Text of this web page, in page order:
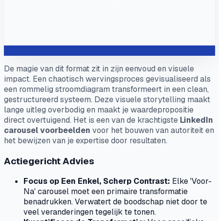
De magie van dit format zit in zijn eenvoud en visuele
impact. Een chaotisch wervingsproces gevisualiseerd als
een rommelig stroomdiagram transformeert in een clean,
gestructureerd systeem. Deze visuele storytelling maakt
lange uitleg overbodig en maakt je waardepropositie
direct overtuigend. Het is een van de krachtigste LinkedIn
carousel voorbeelden voor het bouwen van autoriteit en
het bewijzen van je expertise door resultaten.
Actiegericht Advies
Focus op Een Enkel, Scherp Contrast: Elke 'Voor-
Na' carousel moet een primaire transformatie
benadrukken. Verwatert de boodschap niet door te
veel veranderingen tegelijk te tonen.